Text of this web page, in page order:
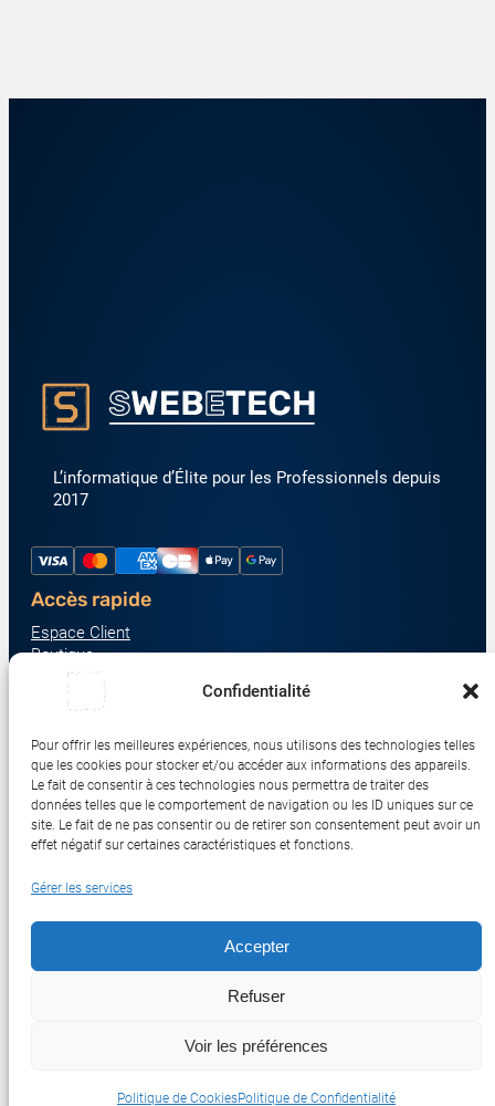
Confidentialité
Pour offrir les meilleures expériences, nous utilisons des technologies telles
que les cookies pour stocker et/ou accéder aux informations des appareils.
Le fait de consentir à ces technologies nous permettra de traiter des
données telles que le comportement de navigation ou les ID uniques sur ce
site. Le fait de ne pas consentir ou de retirer son consentement peut avoir un
effet négatif sur certaines caractéristiques et fonctions.
Gérer les services
Accepter
Refuser
Voir les préférences
Politique de CookiesPolitique de Confidentialité
L’informatique d’Élite pour les Professionnels depuis
2017
Accès rapide
Espace Client
Boutique
À propos
Nous contacter
Écrans & Moniteurs
Serveurs & Stockage
Impression & Consommables
Ordinateurs & Tablettes
Réseau & IoT
Conditions Générales de Vente